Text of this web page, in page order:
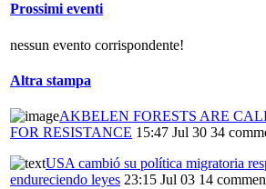
Prossimi eventi
nessun evento corrispondente!
Altra stampa
AKBELEN FORESTS ARE
FOR RESISTANCE 15:47 Jul 30 34
USA cambió su política migratoria
endureciendo leyes 23:15 Jul 03 14